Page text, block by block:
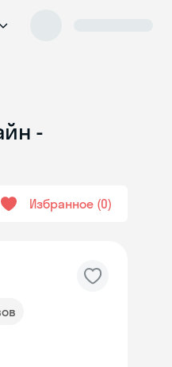
-
Избранное 0